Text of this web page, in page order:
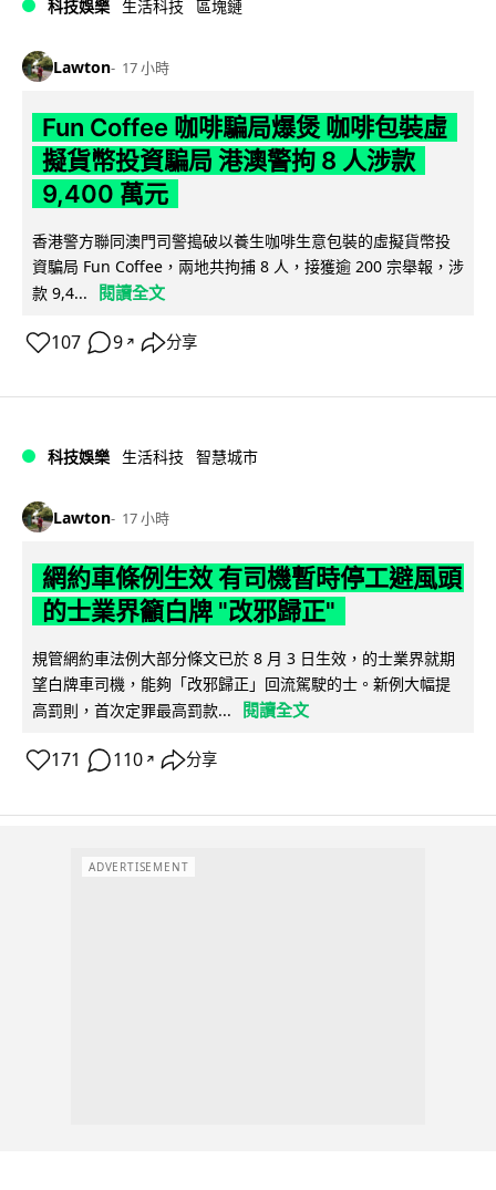
科技娛樂 生活科技 區塊鏈
Lawton 17 小時
Fun Coffee 咖啡騙局爆煲 咖啡包裝虛
擬貨幣投資騙局 港澳警拘 8 人涉款
9,400 萬元
香港警方聯同澳門司警搗破以養生咖啡生意包裝的虛擬貨幣投
資騙局 Fun Coffee，兩地共拘捕 8 人，接獲逾 200 宗舉報，涉
款 9,4...
閱讀全文
107 9 ↗ 分享
科技娛樂 生活科技 智慧城市
Lawton 17 小時
網約車條例生效 有司機暫時停工避風頭
的士業界籲白牌 "改邪歸正"
規管網約車法例大部分條文已於 8 月 3 日生效，的士業界就期
望白牌車司機，能夠「改邪歸正」回流駕駛的士。新例大幅提
高罰則，首次定罪最高罰款...
閱讀全文
171 110 ↗ 分享
ADVERTISEMENT